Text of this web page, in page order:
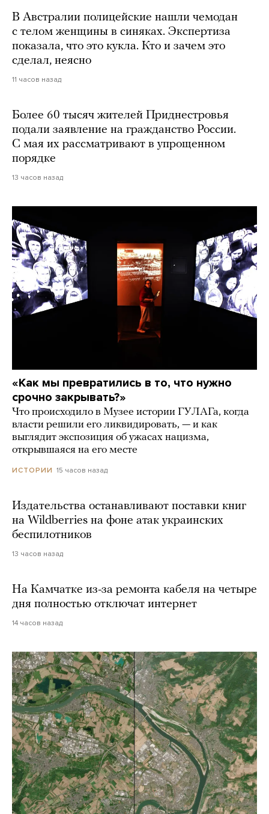
В Австралии полицейские нашли чемодан
с телом женщины в синяках. Экспертиза
показала, что это кукла. Кто и зачем это
сделал, неясно
11 часов назад
Более 60 тысяч жителей Приднестровья
подали заявление на гражданство России.
С мая их рассматривают в упрощенном
порядке
13 часов назад
«Как мы превратились в то, что нужно
срочно закрывать?»
Что происходило в Музее истории ГУЛАГа, когда
власти решили его ликвидировать, — и как
выглядит экспозиция об ужасах нацизма,
открывшаяся на его месте
ИСТОРИИ 15 часов назад
Издательства останавливают поставки книг
на Wildberries на фоне атак украинских
беспилотников
13 часов назад
На Камчатке из-за ремонта кабеля на четыре
дня полностью отключат интернет
14 часов назад